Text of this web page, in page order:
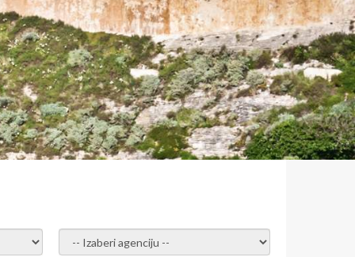
- izaberi agenciju -